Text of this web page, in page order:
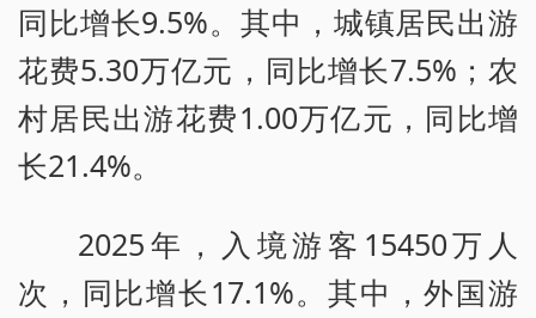
同比增长9.5%。其中，城镇居民出游
花费5.30万亿元，同比增长7.5%；农
村居民出游花费1.00万亿元，同比增
长21.4%。
2025年，入境游客15450万人
次，同比增长17.1%。其中，外国游